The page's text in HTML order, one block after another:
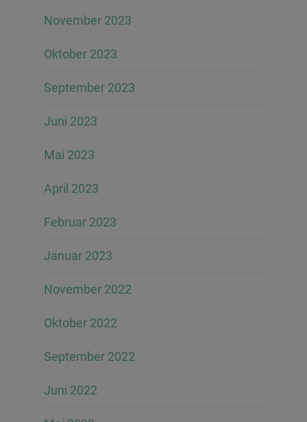
November 2023
Oktober 2023
September 2023
Juni 2023
Mai 2023
April 2023
Februar 2023
Januar 2023
November 2022
Oktober 2022
September 2022
Juni 2022